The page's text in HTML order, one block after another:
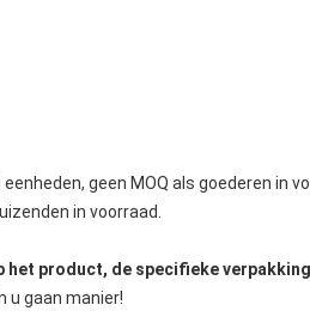
geen MOQ als goederen in
in voorraad.
het product, de specifieke
u gaan manier!